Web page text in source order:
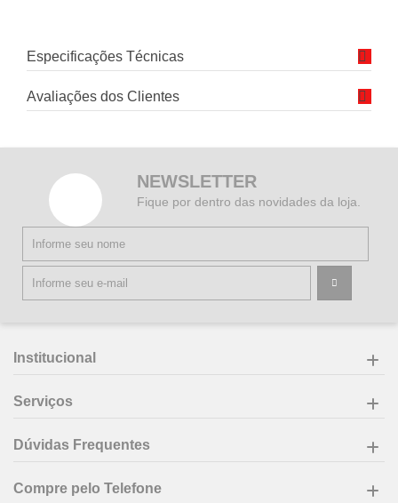
Especificações Técnicas
Avaliações dos Clientes
NEWSLETTER
Fique por dentro das novidades da loja.
Institucional
Serviços
Dúvidas Frequentes
Compre pelo Telefone